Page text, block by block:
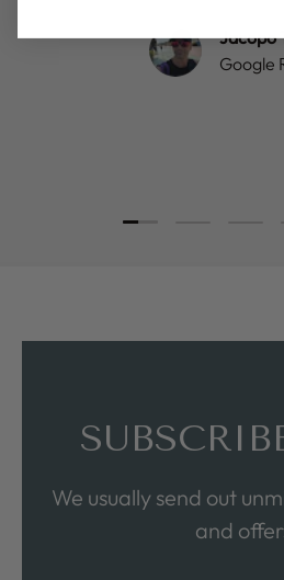
Jacopo
Google
We usually send out
and